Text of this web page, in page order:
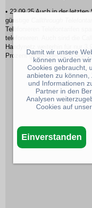
• 22.09.25 Auch in der
günstige
Telefonieren
Telefontarifen
telefonieren. Auch sind die
Handynetz weiterhin für nur
Prozent gegenüber dem
Damit wir unsere
können würden
Cookies gebraucht,
anbieten zu
und Informationen
Partner in den
Analysen
Cookies auf
Einverstanden